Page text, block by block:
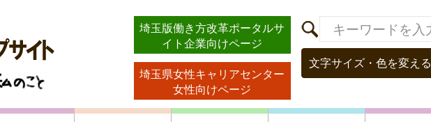
と
埼玉版働き方改革ポータルサ
イト企業向けページ
埼玉県女性キャリアセンター
女性向けページ
文字サイズ・色を変える